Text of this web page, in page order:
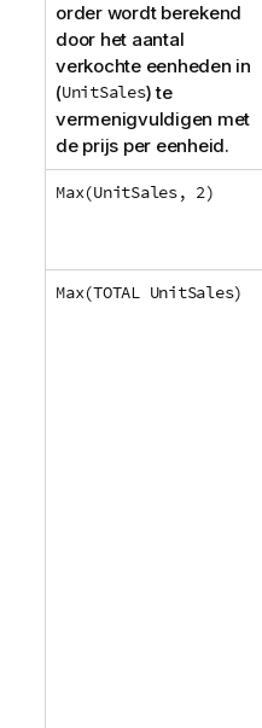
order wordt berekend
door het aantal
verkochte eenheden in
(UnitSales) te
vermenigvuldigen met
de prijs per eenheid.
Max(UnitSales, 2)
Max(TOTAL UnitSales)